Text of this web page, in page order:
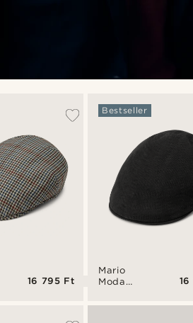
16 795 Ft
Mario
Moda
lapos
Bestseller